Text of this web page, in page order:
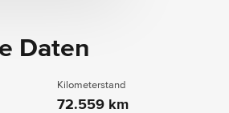
Daten
Kilometerstand
72.559 km